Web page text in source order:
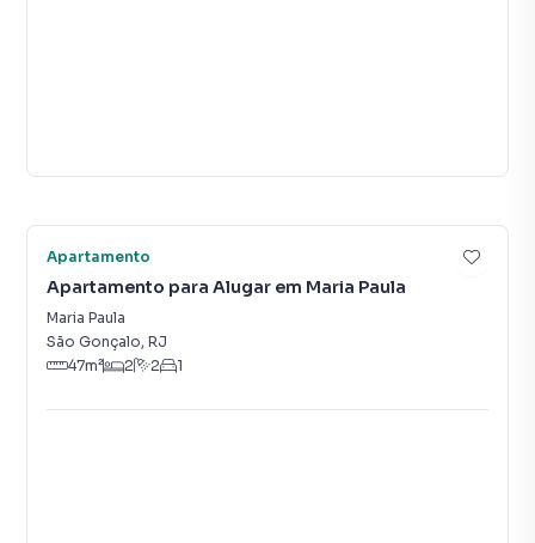
Apartamento
Apartamento para Alugar em Maria Paula
Maria Paula
São Gonçalo, RJ
47m² 2 2 1